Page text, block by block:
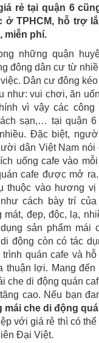
rẻ tại quận 6
ở TPHCM, hỗ trợ
miễn phí.
những quận
đông dân cư từ
Dân cư đông
như: vui chơi, ăn
vì vậy các
sạn,… tại quận
Đặc biệt,
dân Việt Nam
uống cafe vào
cafe được mở
thuộc vào hương vị
cách bày trí
mát, đẹp, độc, lạ,
sản phẩm mái
động còn có tác
quán cafe và
thuận lợi. Mang
che di động quán
cao. Nếu bạn
mái che di động
với giá rẻ thì có
Đại Việt.